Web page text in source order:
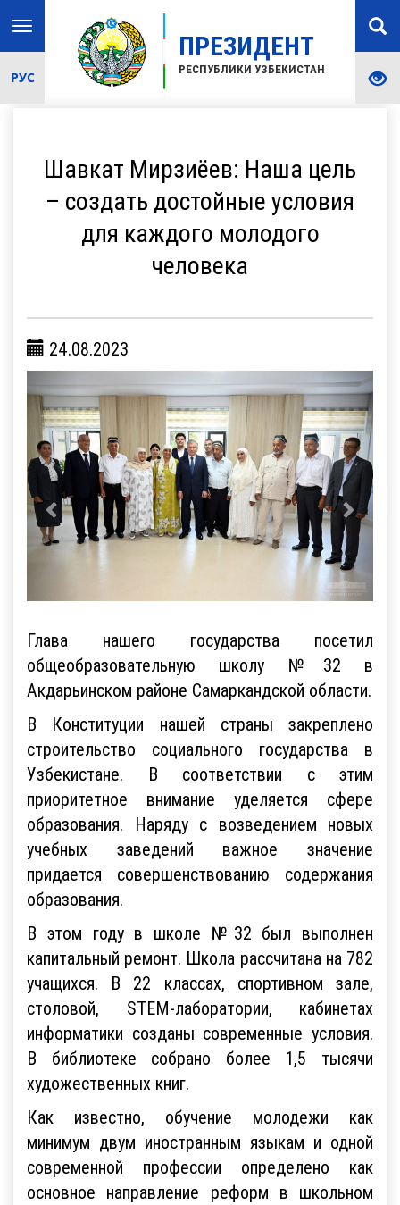
ПРЕЗИДЕНТ
РЕСПУБЛИКИ УЗБЕКИСТАН
Toggle
navigation
РУС
Шавкат Мирзиёев: Наша цель
– создать достойные условия
для каждого молодого
человека
24.08.2023
Глава нашего государства посетил
общеобразовательную школу №32 в
Акдарьинском районе Самаркандской области.
В Конституции нашей страны закреплено
строительство социального государства в
Узбекистане. В соответствии с этим
приоритетное внимание уделяется сфере
образования. Наряду с возведением новых
учебных заведений важное значение
придается совершенствованию содержания
образования.
В этом году в школе №32 был выполнен
капитальный ремонт. Школа рассчитана на 782
учащихся. В 22 классах, спортивном зале,
столовой, STEM-лаборатории, кабинетах
информатики созданы современные условия.
В библиотеке собрано более 1,5 тысячи
художественных книг.
Как известно, обучение молодежи как
минимум двум иностранным языкам и одной
современной профессии определено как
основное направление реформ в школьном